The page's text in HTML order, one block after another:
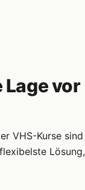
vor
VHS-Kurse sind
Lösung,